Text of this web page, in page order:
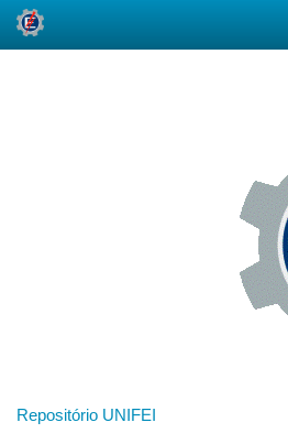
Repositório UNIFEI